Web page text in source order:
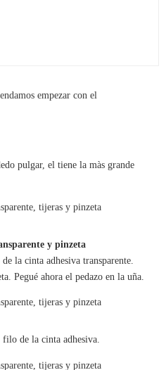
pulgar, el tiene la màs grande
y pinzeta
la cinta adhesiva transparente.
Pegué ahora el pedazo en la uña.
de la cinta adhesiva.